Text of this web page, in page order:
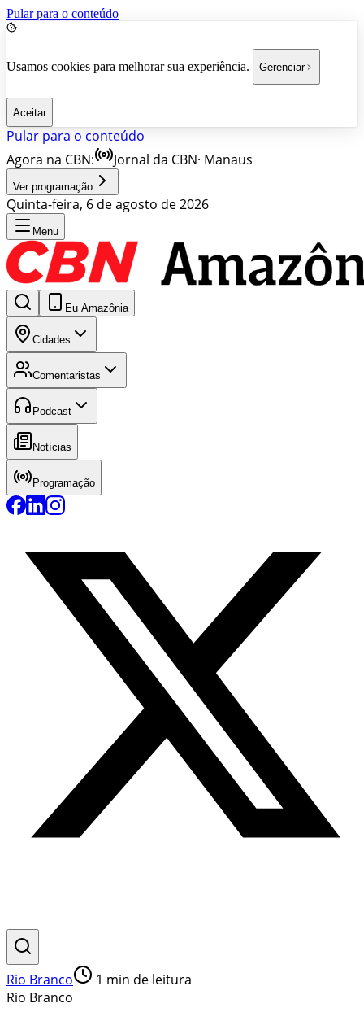
Pular para o conteúdo
Usamos cookies para melhorar sua experiência. Gerenciar
Aceitar
Pular para o conteúdo
Agora na CBN:
Jornal da CBN· Manaus
Ver programação
Quinta-feira, 6 de agosto de 2026
Menu
Eu Amazônia
Cidades
Comentaristas
Podcast
Notícias
Programação
Rio Branco 1 min de leitura
Rio Branco